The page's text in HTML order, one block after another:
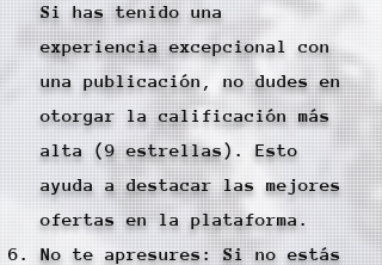
Si has tenido una
experiencia excepcional con
una publicación, no dudes en
otorgar la calificación más
alta (9 estrellas). Esto
ayuda a destacar las mejores
ofertas en la plataforma.
No te apresures: Si no estás